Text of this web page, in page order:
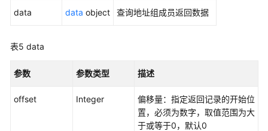
DeleteAddressSet
data data object 查询地址组成员返回数据
表5 data
参数 参数类型 描述
offset Integer
偏移量：指定返回记录的开始位
置，必须为数字，取值范围为大
于或等于0，默认0